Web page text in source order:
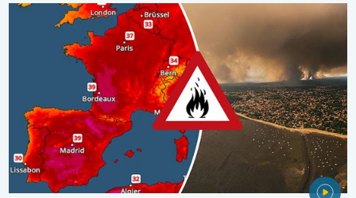
Veliki požari u jugozapadnoj Europi. Tisuće ljudi u bijegu. . .